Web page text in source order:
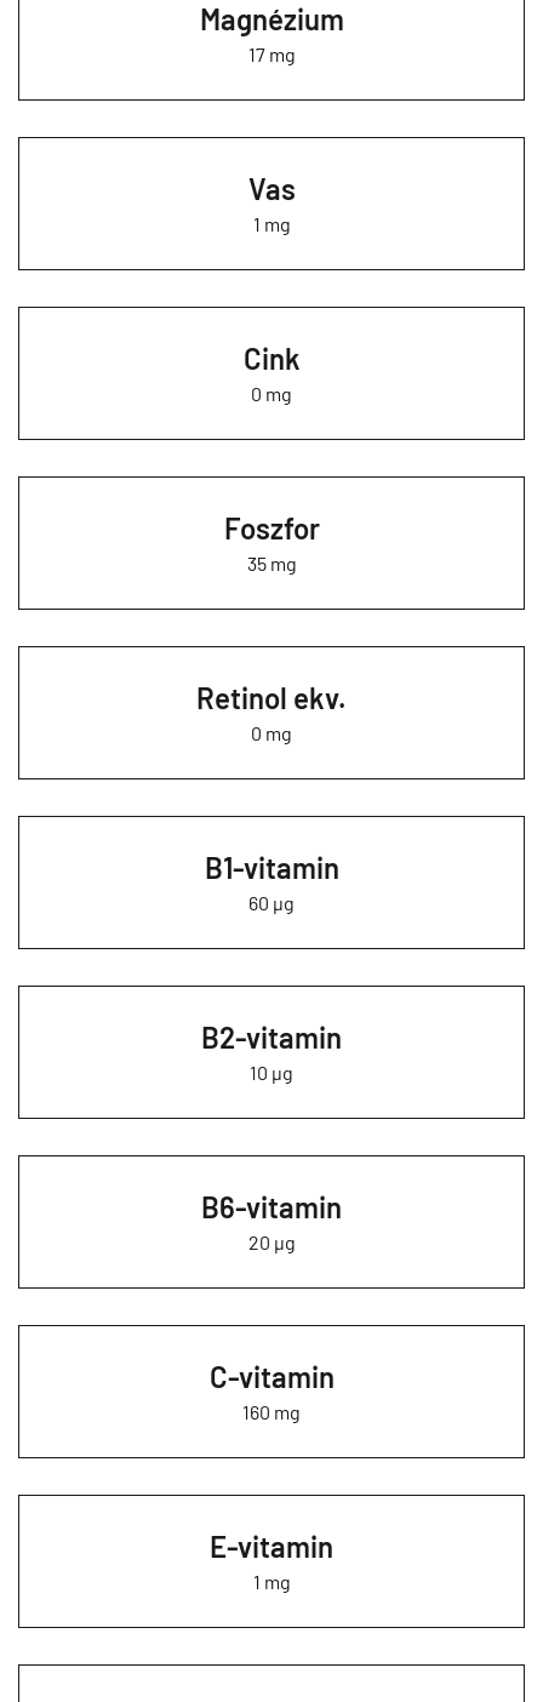
Magnézium
17 mg
Vas
1 mg
Cink
0 mg
Foszfor
35 mg
Retinol ekv.
0 mg
B1-vitamin
60 µg
B2-vitamin
10 µg
B6-vitamin
20 µg
C-vitamin
160 mg
E-vitamin
1 mg